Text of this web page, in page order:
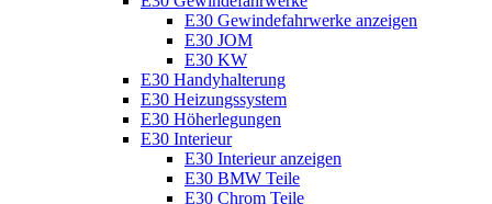
E30 Gewindefahrwerke anzeigen
E30 JOM
E30 KW
E30 Handyhalterung
E30 Heizungssystem
E30 Höherlegungen
E30 Interieur
E30 Interieur anzeigen
E30 BMW Teile
E30 Chrom Teile